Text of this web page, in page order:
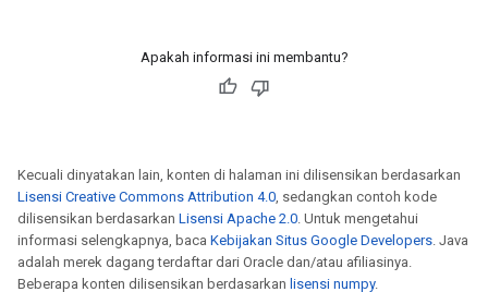
Apakah informasi ini membantu?
Kecuali dinyatakan lain, konten di halaman ini dilisensikan berdasarkan
Lisensi Creative Commons Attribution 4.0, sedangkan contoh kode
dilisensikan berdasarkan Lisensi Apache 2.0. Untuk mengetahui
informasi selengkapnya, baca Kebijakan Situs Google Developers. Java
adalah merek dagang terdaftar dari Oracle dan/atau afiliasinya.
Beberapa konten dilisensikan berdasarkan lisensi numpy.